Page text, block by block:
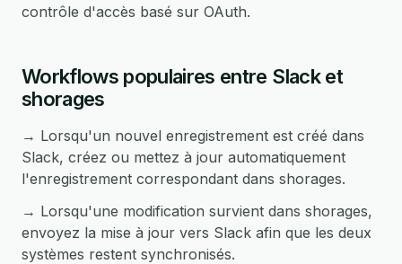
contrôle d'accès basé sur OAuth.
Workflows populaires entre Slack et
shorages
→ Lorsqu'un nouvel enregistrement est créé dans
Slack, créez ou mettez à jour automatiquement
l'enregistrement correspondant dans shorages.
→ Lorsqu'une modification survient dans shorages,
envoyez la mise à jour vers Slack afin que les deux
systèmes restent synchronisés.